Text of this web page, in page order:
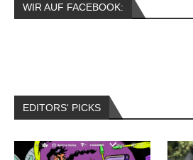
WIR AUF FACEBOOK:
EDITORS‘ PICKS